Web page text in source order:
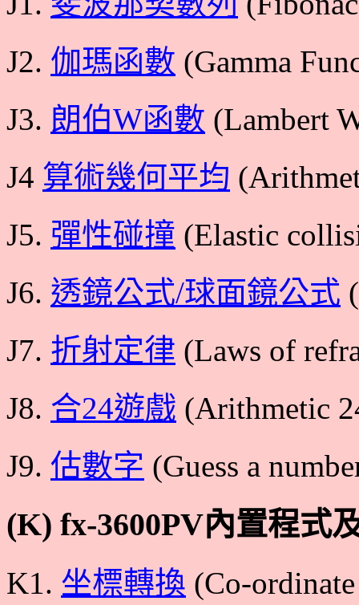
J2. 伽瑪函數 (Gamma
J3. 朗伯W函數 (Lambert
J4 算術幾何平均
J5. 彈性碰撞 (Elastic
J6. 透鏡公式/球面鏡公式
J7. 折射定律 (Laws of
J8. 合24遊戲 (Arithmetic
J9. 估數字 (Guess a
(K) fx-3600PV內置程式
K1. 坐標轉換 (Co-